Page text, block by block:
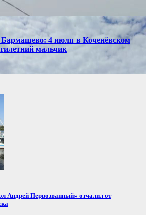
Бармашево: 4 июля в Коченёвском
мальчик
Андрей Первозванный» отчалил от